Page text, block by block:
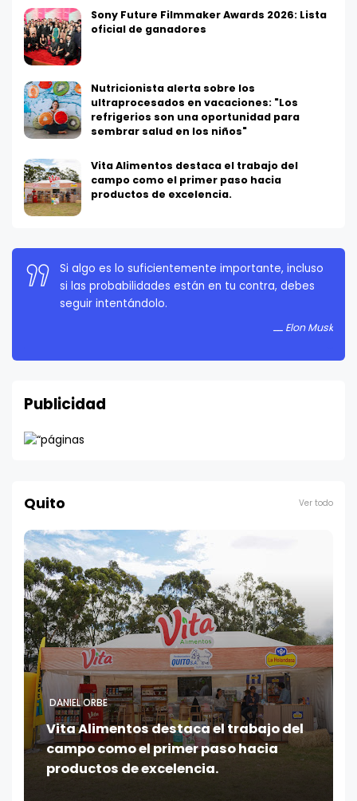
Sony Future Filmmaker Awards 2026: Lista
oficial de ganadores
Nutricionista alerta sobre los
ultraprocesados en vacaciones: "Los
refrigerios son una oportunidad para
sembrar salud en los niños"
Vita Alimentos destaca el trabajo del
campo como el primer paso hacia
productos de excelencia.
Si algo es lo suficientemente importante, incluso
si las probabilidades están en tu contra, debes
seguir intentándolo.
Elon Musk
La persistencia es muy importante. No debes
rendirte a menos que estés obligado a rendirte.
Publicidad
Quito Ver todo
DANIEL ORBE
Vita Alimentos destaca el trabajo del
campo como el primer paso hacia
productos de excelencia.